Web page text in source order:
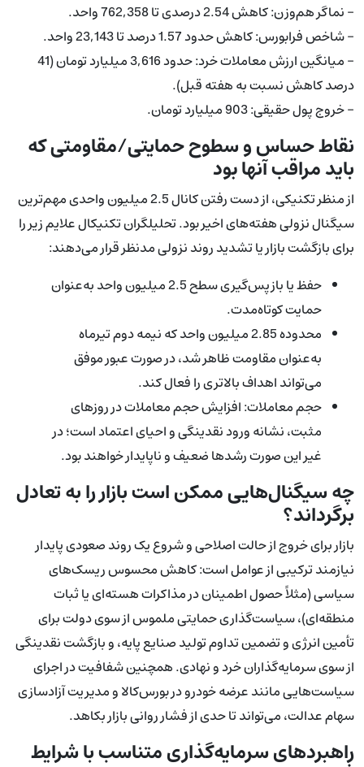
- نماگر هم‌وزن: کاهش 2.54 درصدی تا 762,358 واحد.
- شاخص فرابورس: کاهش حدود 1.57 درصد تا 23,143 واحد.
- میانگین ارزش معاملات خرد: حدود 3,616 میلیارد تومان (41
درصد کاهش نسبت به هفته قبل).
- خروج پول حقیقی: 903 میلیارد تومان.
نقاط حساس و سطوح حمایتی/مقاومتی که
باید مراقب آنها بود
از منظر تکنیکی، از دست رفتن کانال 2.5 میلیون واحدی مهم‌ترین
سیگنال نزولی هفته‌های اخیر بود. تحلیلگران تکنیکال علایم زیر را
برای بازگشت بازار یا تشدید روند نزولی مدنظر قرار می‌دهند:
حفظ یا بازپس‌گیری سطح 2.5 میلیون واحد به‌عنوان
حمایت کوتاه‌مدت.
محدوده 2.85 میلیون واحد که نیمه دوم تیرماه
به‌عنوان مقاومت ظاهر شد، در صورت عبور موفق
می‌تواند اهداف بالاتری را فعال کند.
حجم معاملات: افزایش حجم معاملات در روزهای
مثبت، نشانه ورود نقدینگی و احیای اعتماد است؛ در
غیر این صورت رشدها ضعیف و ناپایدار خواهند بود.
چه سیگنال‌هایی ممکن است بازار را به تعادل
برگرداند؟
بازار برای خروج از حالت اصلاحی و شروع یک روند صعودی پایدار
نیازمند ترکیبی از عوامل است: کاهش محسوس ریسک‌های
سیاسی (مثلاً حصول اطمینان در مذاکرات هسته‌ای یا ثبات
منطقه‌ای)، سیاست‌گذاری حمایتی ملموس از سوی دولت برای
تأمین انرژی و تضمین تداوم تولید صنایع پایه، و بازگشت نقدینگی
از سوی سرمایه‌گذاران خرد و نهادی. همچنین شفافیت در اجرای
سیاست‌هایی مانند عرضه خودرو در بورس‌کالا و مدیریت آزادسازی
سهام عدالت، می‌تواند تا حدی از فشار روانی بازار بکاهد.
راهبردهای سرمایه‌گذاری متناسب با شرایط